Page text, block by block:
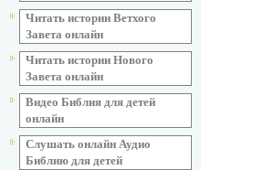
Читать истории Ветхого
Завета онлайн
Читать истории Нового
Завета онлайн
Видео Библия для детей
онлайн
Слушать онлайн Аудио
Библию для детей